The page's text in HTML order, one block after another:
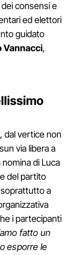
consensi e
ed elettori
guidato
Vannacci,
dal vertice non
via libera a
di Luca
del partito
soprattutto a
i partecipanti
fatto un
esporre le